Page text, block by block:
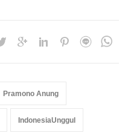
Pramono Anung
IndonesiaUnggul